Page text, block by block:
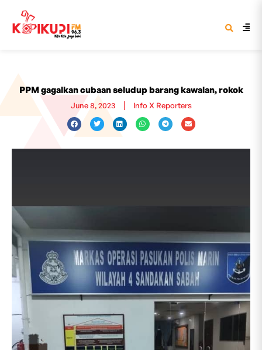
PPM gagalkan cubaan seludup barang kawalan, rokok
June 8, 2023 Info X Reporters